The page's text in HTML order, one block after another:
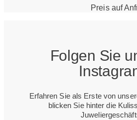
Preis auf
Folgen Sie
Erfahren Sie als Erste von
blicken Sie hinter die